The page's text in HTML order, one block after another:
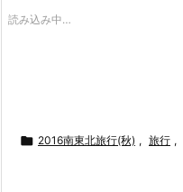
読み込み中…
 2016南東北旅行(秋) , 旅行 ,